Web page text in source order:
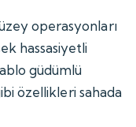
operasyonları
hassasiyetli
güdümlü
özellikleri sahada